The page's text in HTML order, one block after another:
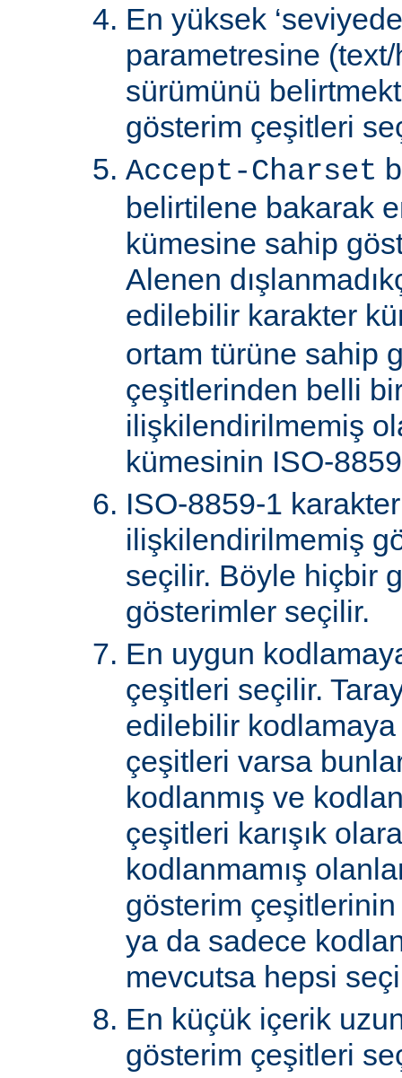
En yüksek
parametresine
sürümünü
gösterim çeşitleri
Accept-Charset
belirtilene bakarak
kümesine sahip
Alenen
edilebilir karakter
ortam türüne sahip
çeşitlerinden belli
ilişkilendirilmemiş
kümesinin ISO-
ISO-8859-1
ilişkilendirilmemiş
seçilir. Böyle hiçbir
gösterimler seçilir.
En uygun
çeşitleri seçilir.
edilebilir
çeşitleri varsa
kodlanmış ve
çeşitleri karışık
kodlanmamış
gösterim
ya da sadece
mevcutsa hepsi
En küçük içerik
gösterim çeşitleri